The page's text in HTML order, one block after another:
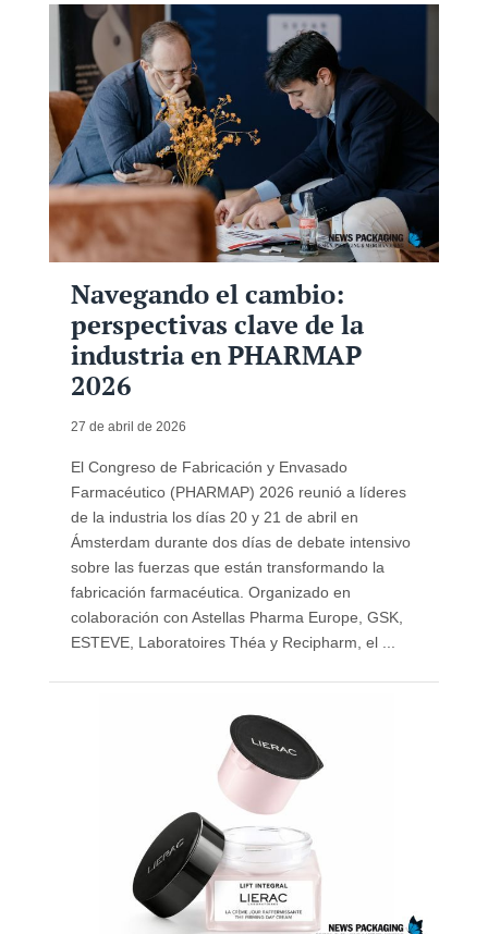
Navegando el cambio:
perspectivas clave de la
industria en PHARMAP
2026
27 de abril de 2026
El Congreso de Fabricación y Envasado
Farmacéutico (PHARMAP) 2026 reunió a líderes
de la industria los días 20 y 21 de abril en
Ámsterdam durante dos días de debate intensivo
sobre las fuerzas que están transformando la
fabricación farmacéutica. Organizado en
colaboración con Astellas Pharma Europe, GSK,
ESTEVE, Laboratoires Théa y Recipharm, el ...